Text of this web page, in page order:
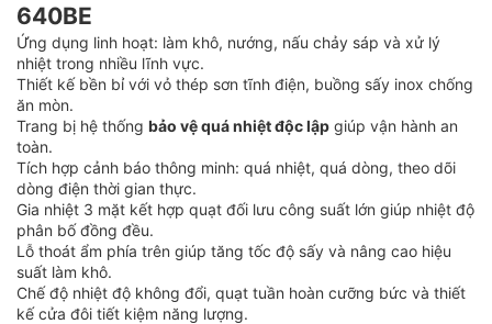
640BE
Ứng dụng linh hoạt: làm khô, nướng, nấu chảy sáp và xử lý
nhiệt trong nhiều lĩnh vực.
Thiết kế bền bỉ với vỏ thép sơn tĩnh điện, buồng sấy inox chống
ăn mòn.
Trang bị hệ thống bảo vệ quá nhiệt độc lập giúp vận hành an
toàn.
Tích hợp cảnh báo thông minh: quá nhiệt, quá dòng, theo dõi
dòng điện thời gian thực.
Gia nhiệt 3 mặt kết hợp quạt đối lưu công suất lớn giúp nhiệt độ
phân bố đồng đều.
Lỗ thoát ẩm phía trên giúp tăng tốc độ sấy và nâng cao hiệu
suất làm khô.
Chế độ nhiệt độ không đổi, quạt tuần hoàn cưỡng bức và thiết
kế cửa đôi tiết kiệm năng lượng.